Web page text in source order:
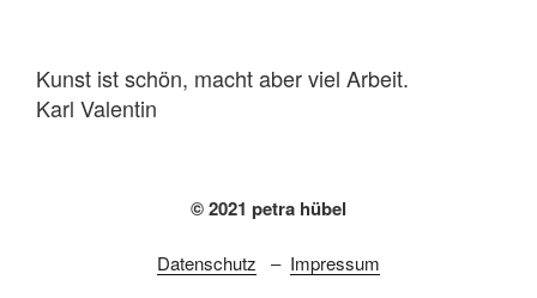
Kunst ist schön, macht aber viel Arbeit.
Karl Valentin
© 2021 petra hübel
Datenschutz – Impressum